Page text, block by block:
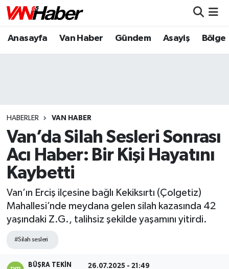
Anasayfa Van Haber Gündem Asayiş Bölge
HABERLER VAN HABER
Van’da Silah Sesleri Sonrası
Acı Haber: Bir Kişi Hayatını
Kaybetti
Van’ın Erciş ilçesine bağlı Kekiksırtı (Çolgetiz)
Mahallesi’nde meydana gelen silah kazasında 42
yaşındaki Z.G., talihsiz şekilde yaşamını yitirdi.
#Silah sesleri
BÜŞRA TEKIN 26.07.2025 - 21:49
Nöbetçi Eczaneler
Puan Durumu ve Fikstür
Tüm Manşetler
Son Dakika Haberleri
Haber Arşivi